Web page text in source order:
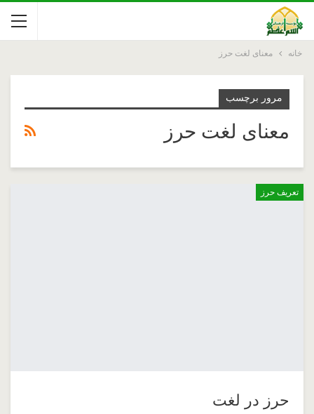
خانه معنای لغت حرز
مرور برچسب
معنای لغت حرز
تعریف حرز
حرز در لغت